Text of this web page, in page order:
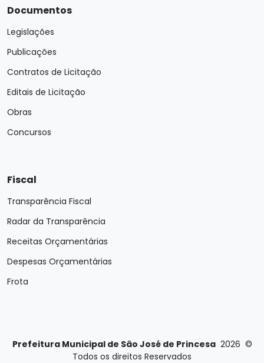
Documentos
Legislações
Publicações
Contratos de Licitação
Editais de Licitação
Obras
Concursos
Fiscal
Transparência Fiscal
Radar da Transparência
Receitas Orçamentárias
Despesas Orçamentárias
Frota
Prefeitura Municipal de São José de Princesa 2026 ©
Todos os direitos Reservados